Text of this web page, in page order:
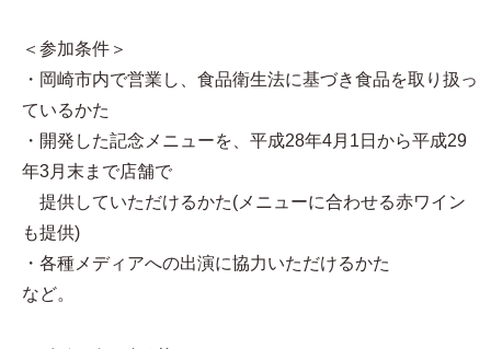
＜参加条件＞
・岡崎市内で営業し、食品衛生法に基づき食品を取り扱っ
ているかた
・開発した記念メニューを、平成28年4月1日から平成29
年3月末まで店舗で
提供していただけるかた(メニューに合わせる赤ワイン
も提供)
・各種メディアへの出演に協力いただけるかた
など。